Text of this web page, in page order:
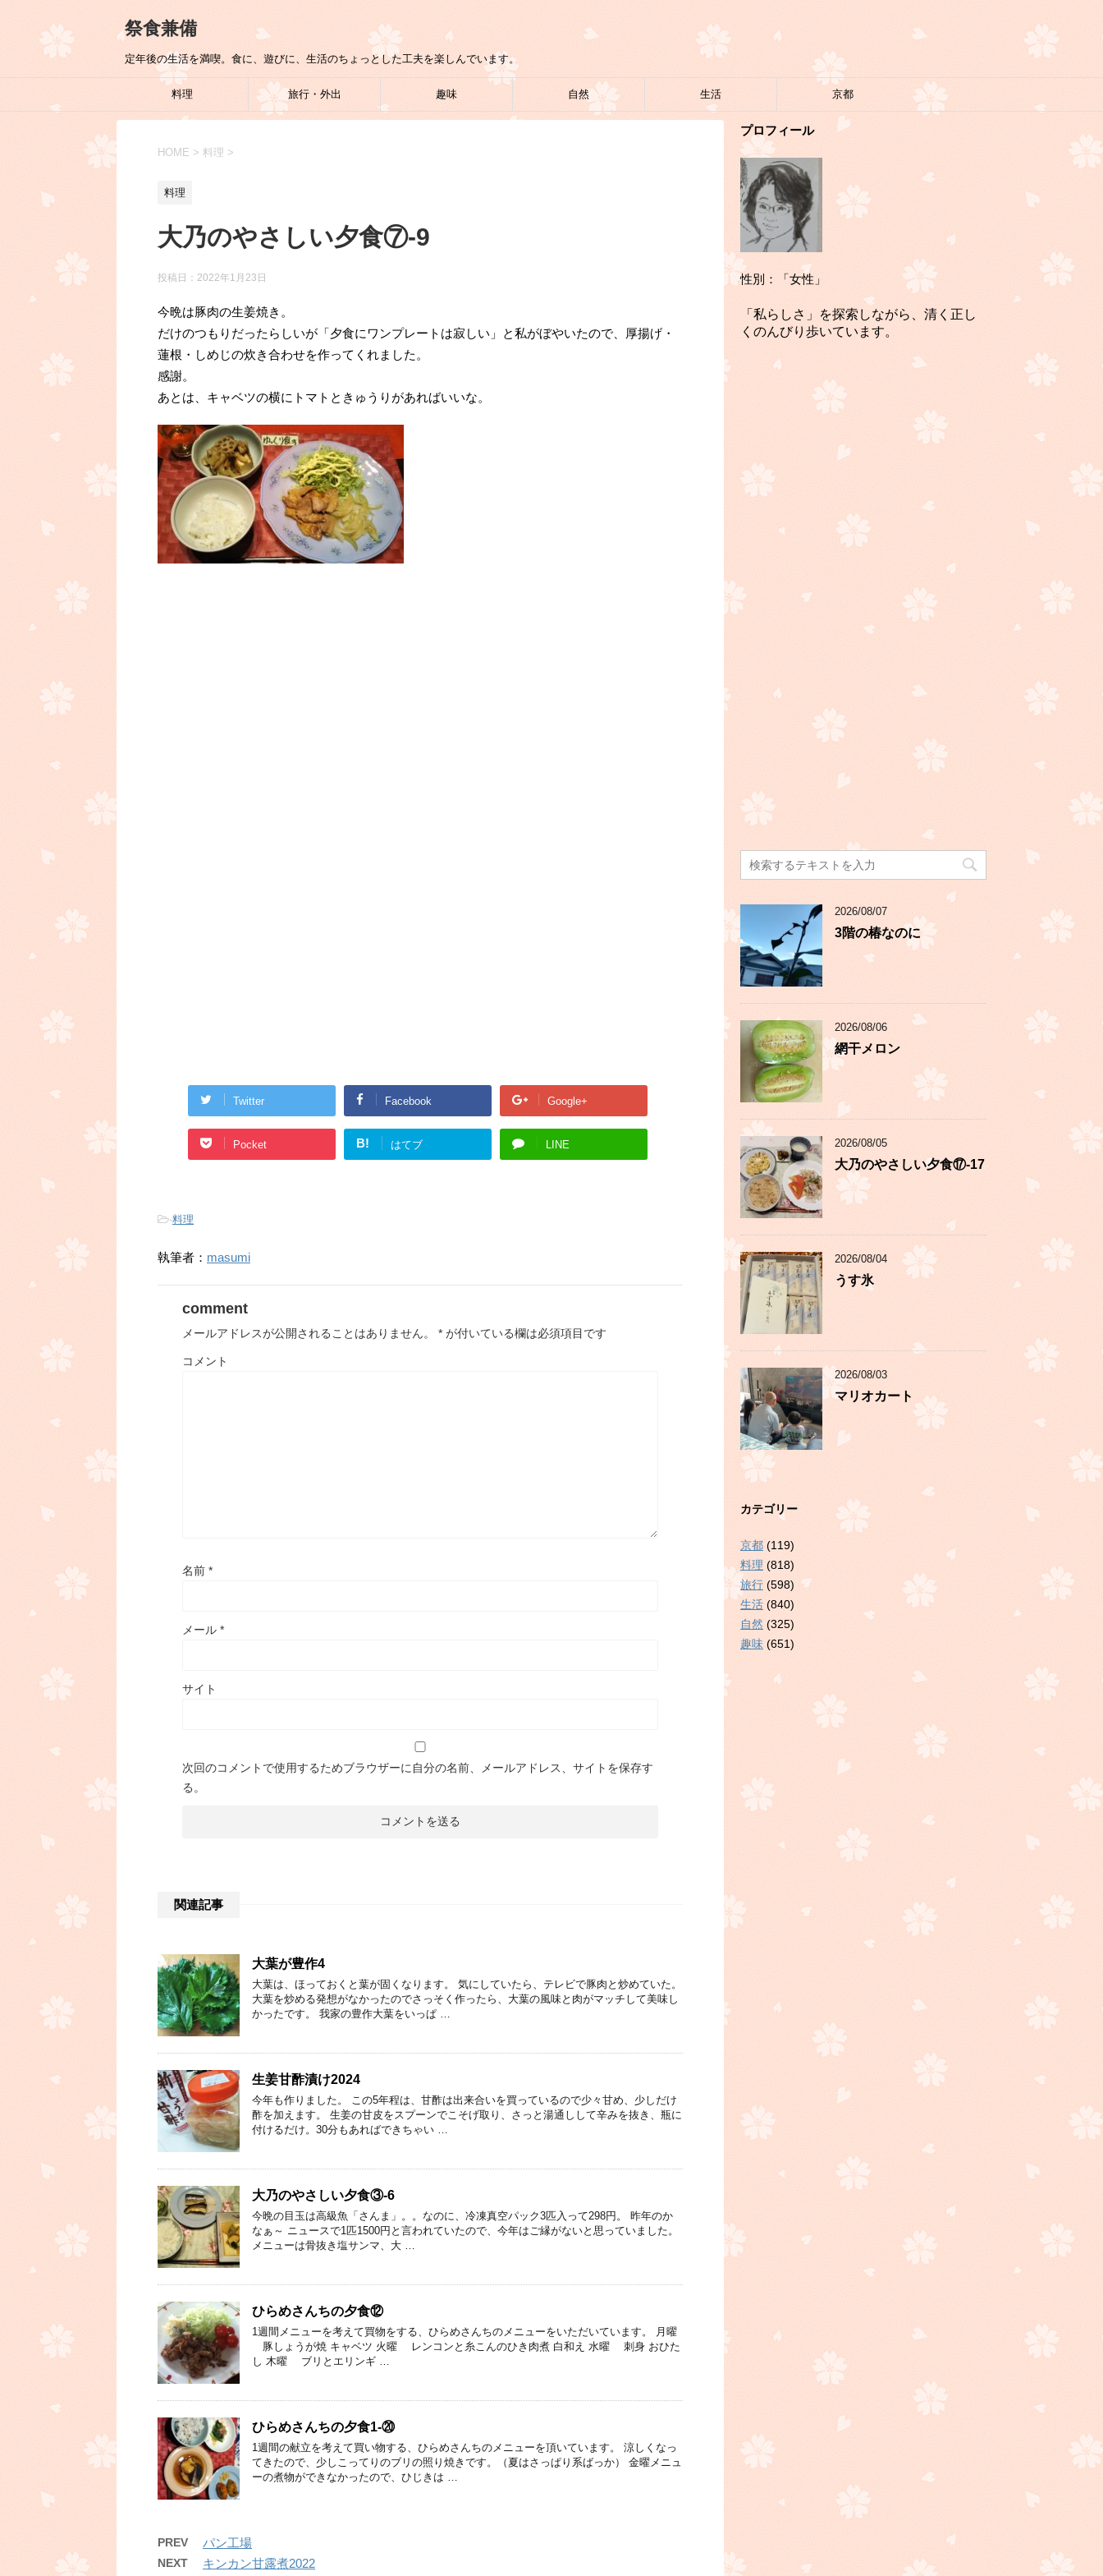
祭食兼備
定年後の生活を満喫。食に、遊びに、生活のちょっとした工夫を楽しんでいます。
料理 旅行・外出 趣味 自然 生活 京都
HOME > 料理 >
料理
大乃のやさしい夕食⑦-9
投稿日： 2022年1月23日
今晩は豚肉の生姜焼き。
だけのつもりだったらしいが「夕食にワンプレートは寂しい」と私がぼやいたので、厚揚げ・
蓮根・しめじの炊き合わせを作ってくれました。
感謝。
あとは、キャベツの横にトマトときゅうりがあればいいな。
Twitter Facebook Google+
Pocket B! はてブ LINE
-料理
執筆者： masumi
comment
メールアドレスが公開されることはありません。 * が付いている欄は必須項目です
コメント
名前 *
メール *
サイト
次回のコメントで使用するためブラウザーに自分の名前、メールアドレス、サイトを保存す
る。
関連記事
大葉が豊作4
大葉は、ほっておくと葉が固くなります。 気にしていたら、テレビで豚肉と炒めていた。
大葉を炒める発想がなかったのでさっそく作ったら、大葉の風味と肉がマッチして美味し
かったです。 我家の豊作大葉をいっぱ …
生姜甘酢漬け2024
今年も作りました。 この5年程は、甘酢は出来合いを買っているので少々甘め、少しだけ
酢を加えます。 生姜の甘皮をスプーンでこそげ取り、さっと湯通しして辛みを抜き、瓶に
付けるだけ。30分もあればできちゃい …
大乃のやさしい夕食③-6
今晩の目玉は高級魚「さんま」。。なのに、冷凍真空パック3匹入って298円。 昨年のか
なぁ～ ニュースで1匹1500円と言われていたので、今年はご縁がないと思っていました。
メニューは骨抜き塩サンマ、大 …
ひらめさんちの夕食⑫
1週間メニューを考えて買物をする、ひらめさんちのメニューをいただいています。 月曜
豚しょうが焼 キャベツ 火曜 レンコンと糸こんのひき肉煮 白和え 水曜 刺身 おひた
し 木曜 ブリとエリンギ …
ひらめさんちの夕食1-⑳
1週間の献立を考えて買い物する、ひらめさんちのメニューを頂いています。 涼しくなっ
てきたので、少しこってりのブリの照り焼きです。（夏はさっぱり系ばっか） 金曜メニュ
ーの煮物ができなかったので、ひじきは …
PREV パン工場
NEXT キンカン甘露煮2022
プロフィール
性別：「女性」
「私らしさ」を探索しながら、清く正し
くのんびり歩いています。
2026/08/07
3階の椿なのに
2026/08/06
網干メロン
2026/08/05
大乃のやさしい夕食⑰-17
2026/08/04
うす氷
2026/08/03
マリオカート
カテゴリー
京都 (119)
料理 (818)
旅行 (598)
生活 (840)
自然 (325)
趣味 (651)